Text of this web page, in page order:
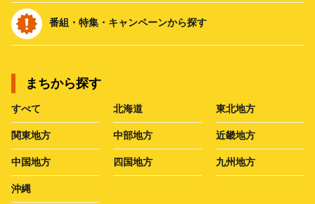
番組・特集・キャンペーンから探す
まちから探す
すべて 北海道 東北地方
関東地方 中部地方 近畿地方
中国地方 四国地方 九州地方
沖縄